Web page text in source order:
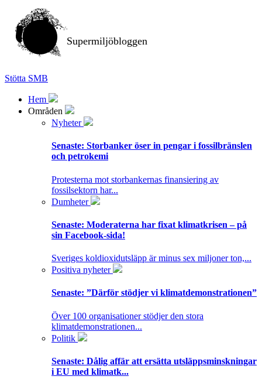
Supermiljöbloggen
Stötta SMB
Hem
Områden
Nyheter
Senaste: Storbanker öser in pengar i fossilbränslen
och petrokemi
Protesterna mot storbankernas finansiering av
fossilsektorn har...
Dumheter
Senaste: Moderaterna har fixat klimatkrisen – på
sin Facebook-sida!
Sveriges koldioxidutsläpp är minus sex miljoner ton,...
Positiva nyheter
Senaste: ”Därför stödjer vi klimatdemonstrationen”
Över 100 organisationer stödjer den stora
klimatdemonstrationen...
Politik
Senaste: Dålig affär att ersätta utsläppsminskningar
i EU med klimatk...